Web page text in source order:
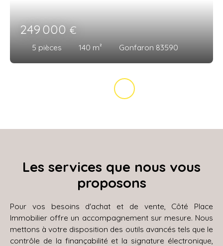
249 000€
5 pièces 140 m² Gonfaron 83590
Les services que nous vous
proposons
Pour vos besoins d'achat et de vente, Côté Place
Immobilier offre un accompagnement sur mesure. Nous
mettons à votre disposition des outils avancés tels que le
contrôle de la finançabilité et la signature électronique,